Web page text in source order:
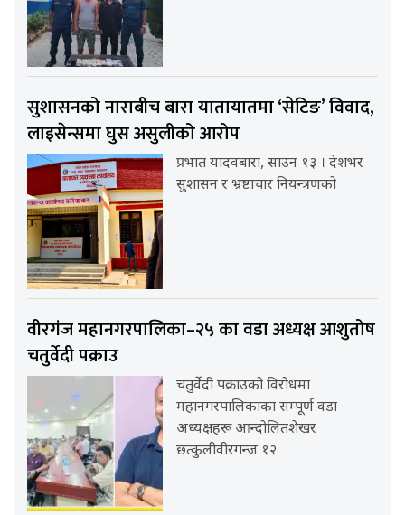
सुशासनको नाराबीच बारा यातायातमा ‘सेटिङ’ विवाद,
लाइसेन्समा घुस असुलीको आरोप
प्रभात यादवबारा, साउन १३ । देशभर
सुशासन र भ्रष्टाचार नियन्त्रणको
वीरगंज महानगरपालिका–२५ का वडा अध्यक्ष आशुतोष
चतुर्वेदी पक्राउ
चतुर्वेदी पक्राउको विरोधमा
महानगरपालिकाका सम्पूर्ण वडा
अध्यक्षहरू आन्दोलितशेखर
छत्कुलीवीरगन्ज १२